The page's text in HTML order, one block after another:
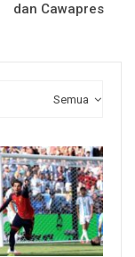
dan Cawapres
Semua